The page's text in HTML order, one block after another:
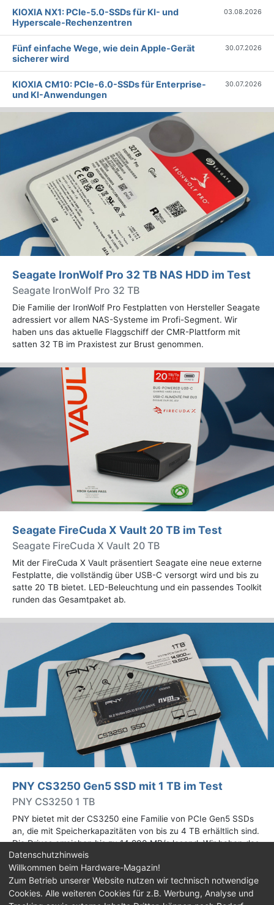
KIOXIA NX1: PCIe-5.0-SSDs für KI- und
Hyperscale-Rechenzentren
03.08.2026
Fünf einfache Wege, wie dein Apple-Gerät
sicherer wird
30.07.2026
KIOXIA CM10: PCIe-6.0-SSDs für Enterprise-
und KI-Anwendungen
30.07.2026
Seagate IronWolf Pro 32 TB NAS HDD im Test
Seagate IronWolf Pro 32 TB
Die Familie der IronWolf Pro Festplatten von Hersteller Seagate
adressiert vor allem NAS-Systeme im Profi-Segment. Wir
haben uns das aktuelle Flaggschiff der CMR-Plattform mit
satten 32 TB im Praxistest zur Brust genommen.
Seagate FireCuda X Vault 20 TB im Test
Seagate FireCuda X Vault 20 TB
Mit der FireCuda X Vault präsentiert Seagate eine neue externe
Festplatte, die vollständig über USB-C versorgt wird und bis zu
satte 20 TB bietet. LED-Beleuchtung und ein passendes Toolkit
runden das Gesamtpaket ab.
PNY CS3250 Gen5 SSD mit 1 TB im Test
PNY CS3250 1 TB
PNY bietet mit der CS3250 eine Familie von PCIe Gen5 SSDs
an, die mit Speicherkapazitäten von bis zu 4 TB erhältlich sind.
Die Drives erreichen bis zu 14.900 MB/s lesend. Wir haben das
1-TB-Modell getestet.
Impressum |Kontakt|Jobs |Datenschutz|
Datenschutzhinweis
Willkommen beim Hardware-Magazin!
Zum Betrieb unserer Website nutzen wir technisch notwendige
Cookies. Alle weiteren Cookies für z.B. Werbung, Analyse und